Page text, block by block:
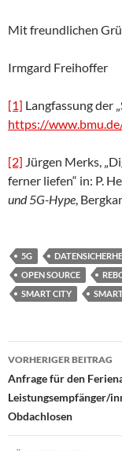
Mit freundlichen
Irmgard Freihoffer
[1] Langfassung der
https://
[2] Jürgen Merks,
ferner liefen“ in: P.
und 5G-Hype ,
5G
OPEN SOURCE
SMART CITY
VORHERIGER BEITRAG
Anfrage für den
Leistungsempfänger/
Obdachlosen